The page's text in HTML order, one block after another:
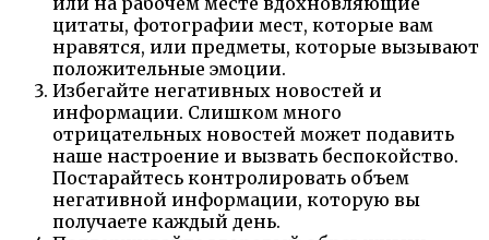
цитаты, фотографии мест, которые вам
нравятся, или предметы, которые вызывают
положительные эмоции.
Избегайте негативных новостей и
информации. Слишком много
отрицательных новостей может подавить
наше настроение и вызвать беспокойство.
Постарайтесь контролировать объем
негативной информации, которую вы
получаете каждый день.